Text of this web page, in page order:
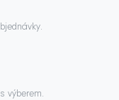
výberem.